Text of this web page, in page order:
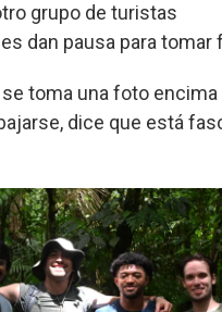
grupo de turistas
dan pausa para tomar
toma una foto encima
dice que está